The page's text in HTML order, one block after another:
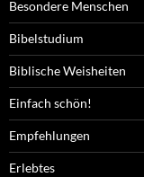
Besondere Menschen
Bibelstudium
Biblische Weisheiten
Einfach schön!
Empfehlungen
Erlebtes